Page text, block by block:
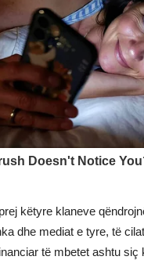
këtyre klaneve
dhe mediat e tyre, të
të mbetet ashtu siç